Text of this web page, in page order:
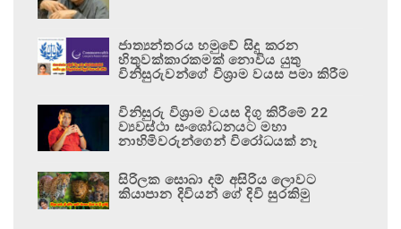
ජාත්‍යන්තරය හමුවේ සිදු කරන
හිතුවක්කාරකමක් නොවිය යුතු
විනිසුරුවන්ගේ විශ්‍රාම වයස පමා කිරීම
විනිසුරු විශ්‍රාම වයස දිගු කිරීමේ 22
ව්‍යවස්ථා සංශෝධනයට මහා
නාහිමිවරුන්ගෙන් විරෝධයක් නෑ
සිරිලක සොබා දම් අසිරිය ලොවට
කියාපාන දිවියන් ගේ දිවි සුරකිමු